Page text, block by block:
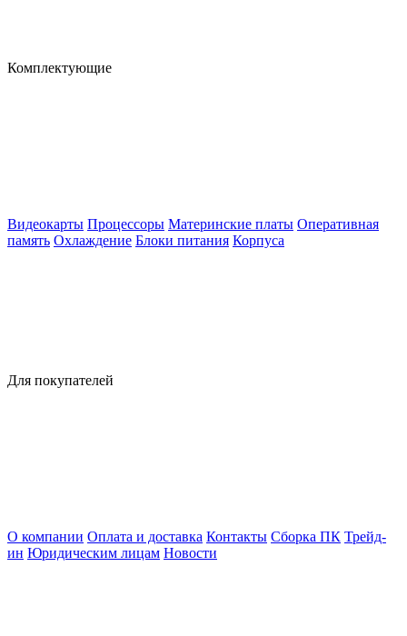
Комплектующие
Видеокарты Процессоры Материнские платы Оперативная
память Охлаждение Блоки питания Корпуса
Для покупателей
О компании Оплата и доставка Контакты Сборка ПК Трейд-
ин Юридическим лицам Новости